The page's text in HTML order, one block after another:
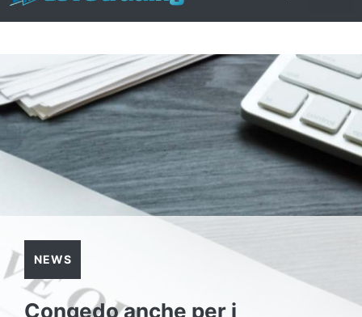
NEWS
Congedo anche per i